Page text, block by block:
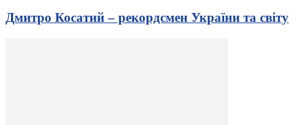
Дмитро Косатий – рекордсмен України та світу